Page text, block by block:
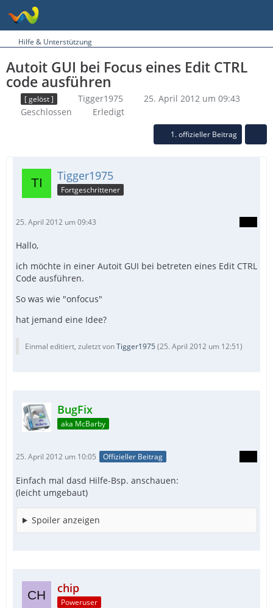
Hilfe & Unterstützung
Autoit GUI bei Focus eines Edit CTRL
code ausführen
[ gelöst ] Tigger1975
25. April 2012 um 09:43
Geschlossen
Erledigt
1. offizieller Beitrag
Tigger1975
Fortgeschrittener
25. April 2012 um 09:43
Hallo,
ich möchte in einer Autoit GUI bei betreten eines Edit CTRL
Code ausführen.
So was wie "onfocus"
hat jemand eine Idee?
Einmal editiert, zuletzt vonTigger1975 (25. April 2012 um 12:51)
BugFix
aka McBarby
25. April 2012 um 10:05 Offizieller Beitrag
Einfach mal dasd Hilfe-Bsp. anschauen:
(leicht umgebaut)
Spoiler anzeigen
chip
Poweruser